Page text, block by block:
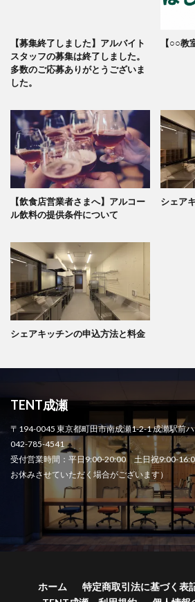
【募集終了しました】アルバイト
スタッフの募集は終了しました。
多数のご応募ありがとうございま
した。
【○○教
【飲食店営業者さまへ】アルコー
ル飲料の提供条件について
シェア
シェアキッチンの申込方法と料金
TENT成瀬
〒194-0045 東京都町田市南成瀬1-2-1 成瀬駅前
042-785-4541
受付営業時間：平日9:00-20:00 土日祝9:00-
お休みさせていただく場合がございます）
ホーム 特定商取引法に基づく表